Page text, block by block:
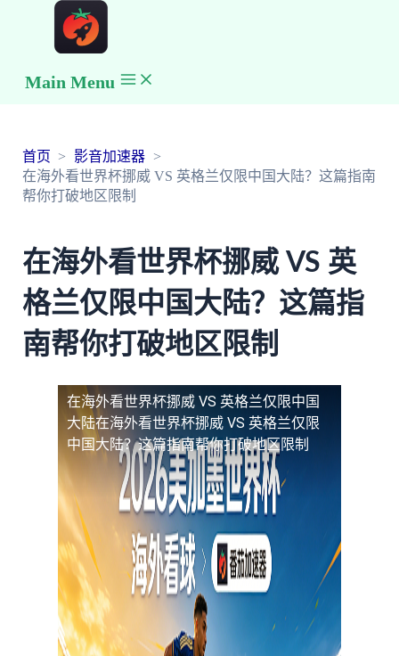
Main Menu
首页
影音加速器
在海外看世界杯挪威 VS 英格兰仅限中国大陆？这篇指南
帮你打破地区限制
在海外看世界杯挪威 VS 英
格兰仅限中国大陆？这篇指
南帮你打破地区限制
在海外看世界杯挪威 VS 英格兰仅限中国
大陆在海外看世界杯挪威 VS 英格兰仅限
中国大陆？这篇指南帮你打破地区限制